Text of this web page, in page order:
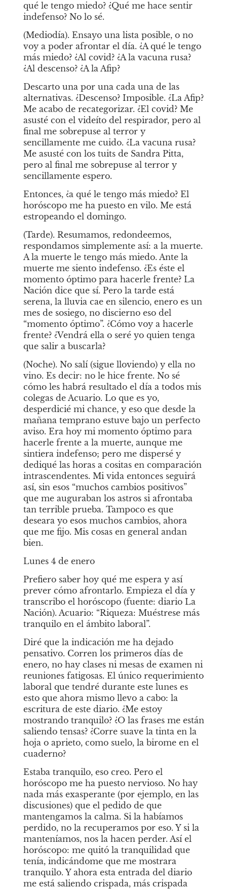
qué le tengo miedo? ¿Qué me hace sentir
indefenso? No lo sé.
(Mediodía). Ensayo una lista posible, o no
voy a poder afrontar el día. ¿A qué le tengo
más miedo? ¿Al covid? ¿A la vacuna rusa?
¿Al descenso? ¿A la Afip?
Descarto una por una cada una de las
alternativas. ¿Descenso? Imposible. ¿La Afip?
Me acabo de recategorizar. ¿El covid? Me
asusté con el videíto del respirador, pero al
final me sobrepuse al terror y
sencillamente me cuido. ¿La vacuna rusa?
Me asusté con los tuits de Sandra Pitta,
pero al final me sobrepuse al terror y
sencillamente espero.
Entonces, ¿a qué le tengo más miedo? El
horóscopo me ha puesto en vilo. Me está
estropeando el domingo.
(Tarde). Resumamos, redondeemos,
respondamos simplemente así: a la muerte.
A la muerte le tengo más miedo. Ante la
muerte me siento indefenso. ¿Es éste el
momento óptimo para hacerle frente? La
Nación dice que sí. Pero la tarde está
serena, la lluvia cae en silencio, enero es un
mes de sosiego, no discierno eso del
“momento óptimo”. ¿Cómo voy a hacerle
frente? ¿Vendrá ella o seré yo quien tenga
que salir a buscarla?
(Noche). No salí (sigue lloviendo) y ella no
vino. Es decir: no le hice frente. No sé
cómo les habrá resultado el día a todos mis
colegas de Acuario. Lo que es yo,
desperdicié mi chance, y eso que desde la
mañana temprano estuve bajo un perfecto
aviso. Era hoy mi momento óptimo para
hacerle frente a la muerte, aunque me
sintiera indefenso; pero me dispersé y
dediqué las horas a cositas en comparación
intrascendentes. Mi vida entonces seguirá
así, sin esos “muchos cambios positivos”
que me auguraban los astros si afrontaba
tan terrible prueba. Tampoco es que
deseara yo esos muchos cambios, ahora
que me fijo. Mis cosas en general andan
bien.
Lunes 4 de enero
Prefiero saber hoy qué me espera y así
prever cómo afrontarlo. Empieza el día y
transcribo el horóscopo (fuente: diario La
Nación). Acuario: “Riqueza: Muéstrese más
tranquilo en el ámbito laboral”.
Diré que la indicación me ha dejado
pensativo. Corren los primeros días de
enero, no hay clases ni mesas de examen ni
reuniones fatigosas. El único requerimiento
laboral que tendré durante este lunes es
esto que ahora mismo llevo a cabo: la
escritura de este diario. ¿Me estoy
mostrando tranquilo? ¿O las frases me están
saliendo tensas? ¿Corre suave la tinta en la
hoja o aprieto, como suelo, la birome en el
cuaderno?
Estaba tranquilo, eso creo. Pero el
horóscopo me ha puesto nervioso. No hay
nada más exasperante (por ejemplo, en las
discusiones) que el pedido de que
mantengamos la calma. Si la habíamos
perdido, no la recuperamos por eso. Y si la
manteníamos, nos la hacen perder. Así el
horóscopo: me quitó la tranquilidad que
tenía, indicándome que me mostrara
tranquilo. Y ahora esta entrada del diario
me está saliendo crispada, más crispada